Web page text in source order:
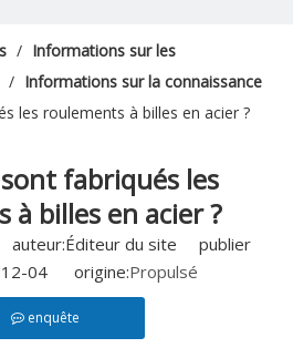
/ Informations sur les
/ Informations sur la connaissance
les roulements à billes en acier ?
fabriqués les
à billes en acier ?
auteur:Éditeur du site publier
12-04 origine:Propulsé
enquête